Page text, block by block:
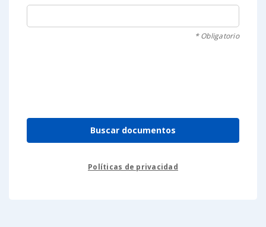
* Obligatorio
Políticas de privacidad